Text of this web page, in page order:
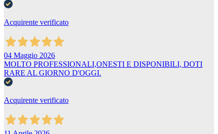
Acquirente verificato
04 Maggio 2026
MOLTO PROFESSIONALI,ONESTI E DISPONIBILI, DOTI
RARE AL GIORNO D'OGGI.
Acquirente verificato